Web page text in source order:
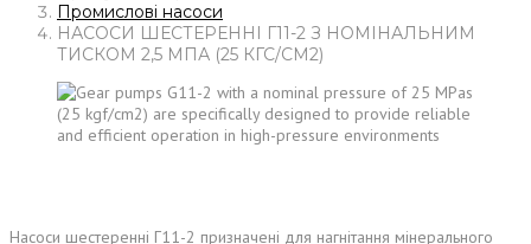
Промислові насоси
НАСОСИ ШЕСТЕРЕННІ Г11-2 З НОМІНАЛЬНИМ
ТИСКОМ 2,5 МПА (25 КГС/СМ2)
Насоси шестеренні Г11-2 призначені для нагнітання мінерального